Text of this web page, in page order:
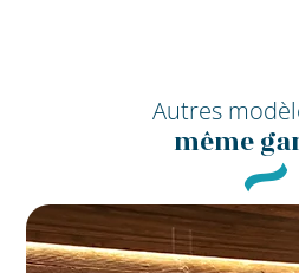
Autres
même